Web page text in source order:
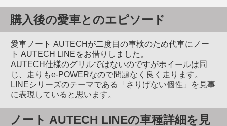
購入後の愛車とのエピソード
愛車ノート AUTECHが二度目の車検のため代車にノー
ト AUTECH LINEをお借りしました。
AUTECH仕様のグリルではないのですがホイールは同
じ、走りもe-POWERなので問題なく良く走ります。
LINEシリーズのテーマである「さりげない個性」を見事
に表現していると思います。
ノート AUTECH LINEの車種詳細を見